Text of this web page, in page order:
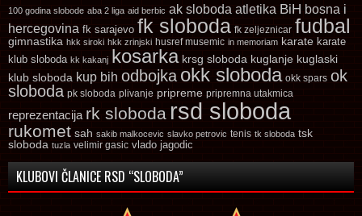
100 godina slobode aba 2 liga aid berbic ak sloboda atletika BiH bosna i
hercegovina fk sarajevo fk sloboda fk zeljeznicar fudbal
gimnastika hkk siroki hkk zrinjski husref musemic in memoriam karate karate
klub sloboda kk kakanj kosarka krsg sloboda kuglanje kuglaski
klub sloboda kup bih odbojka okk sloboda okk spars ok
sloboda pk sloboda plivanje pripreme pripremna utakmica
reprezentacija rk sloboda rsd sloboda
rukomet sah sakib malkocevic slavko petrovic tenis tk sloboda tsk
sloboda tuzla velimir gasic vlado jagodic
KLUBOVI ČLANICE RSD “SLOBODA”